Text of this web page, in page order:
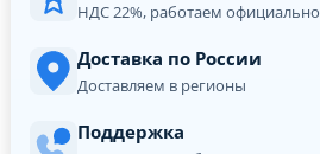
НДС 22%, работаем официально
Доставка по России
Доставляем в регионы
Поддержка